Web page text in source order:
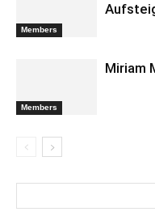
Members
Members
Miriam